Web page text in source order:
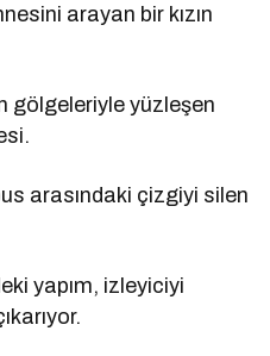
arayan bir kızın
gölgeleriyle yüzleşen
arasındaki çizgiyi silen
yapım, izleyiciyi